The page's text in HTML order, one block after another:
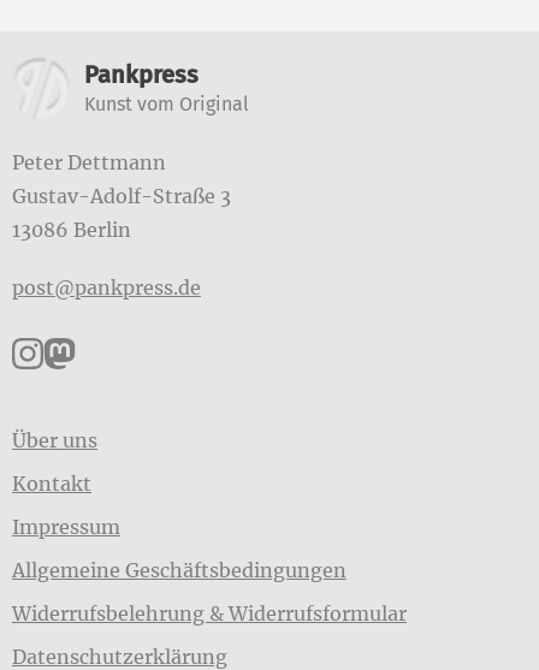
Weitere Informationen
Pankpress
Kunst vom Original
Peter Dettmann
Gustav-Adolf-Straße 3
13086 Berlin
post@pankpress.de
Pankpress auf Instagram
Pankpress auf Mastodon
Über uns
Kontakt
Impressum
Allgemeine Geschäftsbedingungen
Widerrufsbelehrung & Widerrufsformular
Datenschutzerklärung